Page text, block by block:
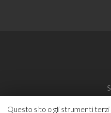
Questo sito o gli strumenti terzi